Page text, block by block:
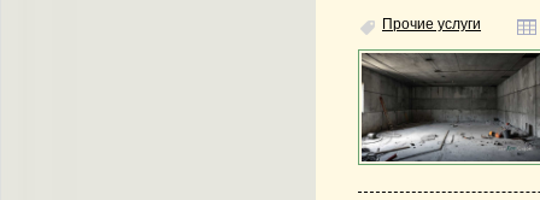
Прочие услуги